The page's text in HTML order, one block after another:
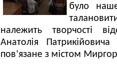
було
належить творчості
Анатолія
пов’язане з містом